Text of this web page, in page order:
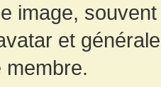
image,
et
membre.